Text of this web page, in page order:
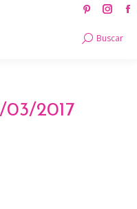
opens
Search:
Buscar
03/2017